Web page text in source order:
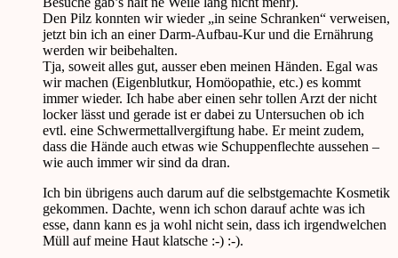
Den Pilz konnten wir wieder „in seine Schranken“ verweisen,
jetzt bin ich an einer Darm-Aufbau-Kur und die Ernährung
werden wir beibehalten.
Tja, soweit alles gut, ausser eben meinen Händen. Egal was
wir machen (Eigenblutkur, Homöopathie, etc.) es kommt
immer wieder. Ich habe aber einen sehr tollen Arzt der nicht
locker lässt und gerade ist er dabei zu Untersuchen ob ich
evtl. eine Schwermettallvergiftung habe. Er meint zudem,
dass die Hände auch etwas wie Schuppenflechte aussehen –
wie auch immer wir sind da dran.
Ich bin übrigens auch darum auf die selbstgemachte Kosmetik
gekommen. Dachte, wenn ich schon darauf achte was ich
esse, dann kann es ja wohl nicht sein, dass ich irgendwelchen
Müll auf meine Haut klatsche :-) :-).